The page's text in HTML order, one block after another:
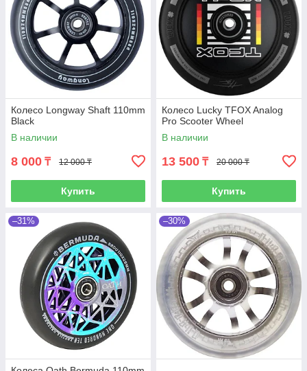
Колесо Longway Shaft 110mm
Black
В наличии
8 000 ₸ 12 000 ₸
Купить
Колесо Lucky TFOX Analog
Pro Scooter Wheel
В наличии
13 500 ₸ 20 000 ₸
Купить
–31% –30%